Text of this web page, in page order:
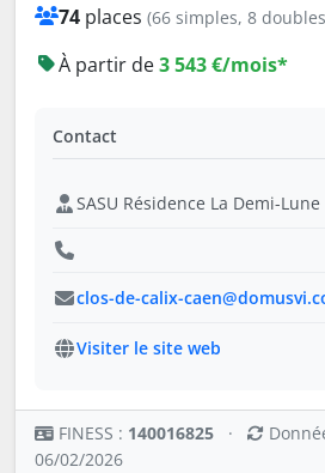
74 places (66 simples, 8
À partir de3 543 €/mois*
Contact
SASU Résidence La Demi-Lune
clos-de-calix-
Visiter le site web
FINESS : 140016825 ·
06/02/2026